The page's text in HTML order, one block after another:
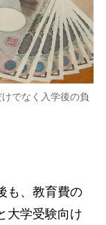
でなく入学後の負
も、教育費の
大学受験向け